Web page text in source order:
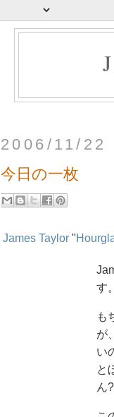
2006/11/22
今日の一枚
James Taylor "
す
も
が
い
と
ん?